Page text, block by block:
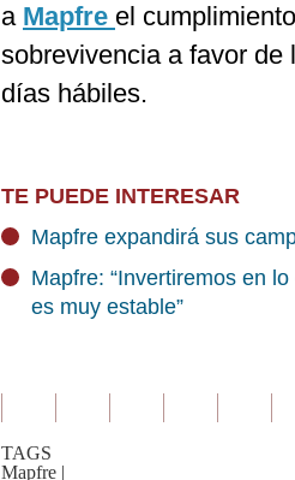
a Mapfre el
sobrevivencia a favor de
días hábiles.
TE PUEDE INTERESAR
Mapfre expandirá sus
Mapfre: “Invertiremos en
es muy estable”
TAGS
Mapfre |